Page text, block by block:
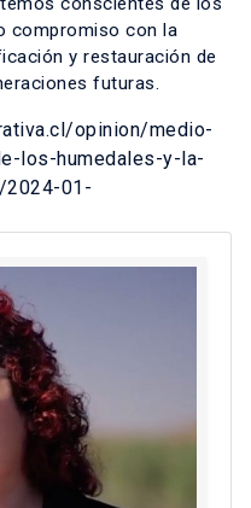
compromiso con la
y restauración de
futuras.
opinion/medio-
los-humedales-y-la-
2024-01-